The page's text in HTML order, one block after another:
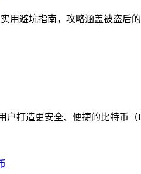
用避坑指南，攻略涵盖被盗
户打造更安全、便捷的比特币